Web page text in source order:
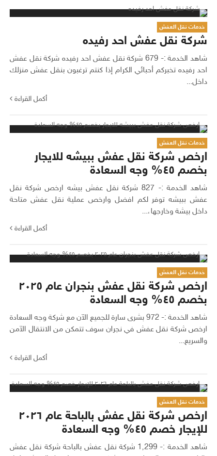
خدمات نقل العفش
شركة نقل عفش احد رفيده
شاهد الخدمة :- 679 شركة نقل عفش احد رفيده شركة نقل عفش
احد رفيده تخبركم أحبائي الكرام إذا كنتم ترغبون بنقل عفش منزلك
داخل...
أكمل القراءة
خدمات نقل العفش
ارخص شركة نقل عفش ببيشه للايجار
بخصم ٤٥% وجه السعادة
شاهد الخدمة :- 827 شركة نقل عفش بيشه ارخص شركة نقل
عفش ببيشه توفر لكم افضل وارخص عملية نقل عفش متاحة
داخل بيشة وخارجها،...
أكمل القراءة
خدمات نقل العفش
ارخص شركة نقل عفش بنجران عام ٢٠٢٥
بخصم ٤٥% وجه السعادة
شاهد الخدمة :- 972 بشرى سارة للجميع الآن مع شركة وجه السعادة
ارخص شركة نقل عفش في نجران سوف تتمكن من الانتقال الآمن
والسريع...
أكمل القراءة
خدمات نقل العفش
ارخص شركة نقل عفش بالباحة عام ٢٠٢٦
للإيجار خصم ٤٥% وجه السعادة
شاهد الخدمة :- 1٬299 شركة نقل عفش بالباحة شركة نقل عفش